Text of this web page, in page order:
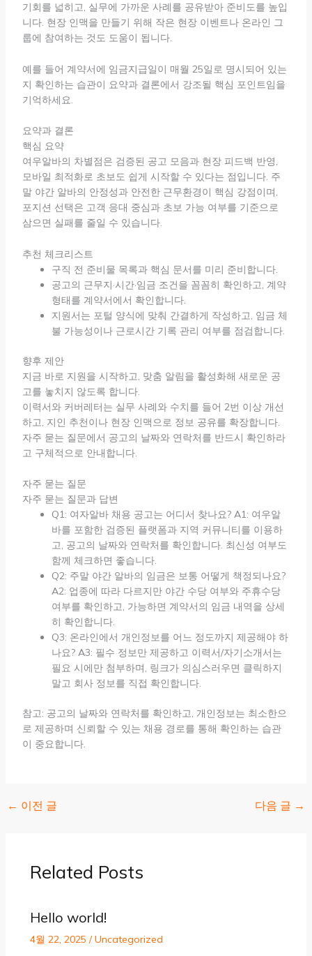
기회를 넓히고, 실무에 가까운 사례를 공유받아 준비도를 높입
니다. 현장 인맥을 만들기 위해 작은 현장 이벤트나 온라인 그
룹에 참여하는 것도 도움이 됩니다.
예를 들어 계약서에 임금지급일이 매월 25일로 명시되어 있는
지 확인하는 습관이 요약과 결론에서 강조될 핵심 포인트임을
기억하세요.
요약과 결론
핵심 요약
여우알바의 차별점은 검증된 공고 모음과 현장 피드백 반영,
모바일 최적화로 초보도 쉽게 시작할 수 있다는 점입니다. 주
말 야간 알바의 안정성과 안전한 근무환경이 핵심 강점이며,
포지션 선택은 고객 응대 중심과 초보 가능 여부를 기준으로
삼으면 실패를 줄일 수 있습니다.
추천 체크리스트
구직 전 준비물 목록과 핵심 문서를 미리 준비합니다.
공고의 근무지·시간·임금 조건을 꼼꼼히 확인하고, 계약
형태를 계약서에서 확인합니다.
지원서는 포털 양식에 맞춰 간결하게 작성하고, 임금 체
불 가능성이나 근로시간 기록 관리 여부를 점검합니다.
향후 제안
지금 바로 지원을 시작하고, 맞춤 알림을 활성화해 새로운 공
고를 놓치지 않도록 합니다.
이력서와 커버레터는 실무 사례와 수치를 들어 2번 이상 개선
하고, 지인 추천이나 현장 인맥으로 정보 공유를 확장합니다.
자주 묻는 질문에서 공고의 날짜와 연락처를 반드시 확인하라
고 구체적으로 안내합니다.
자주 묻는 질문
자주 묻는 질문과 답변
Q1: 여자알바 채용 공고는 어디서 찾나요? A1: 여우알
바를 포함한 검증된 플랫폼과 지역 커뮤니티를 이용하
고, 공고의 날짜와 연락처를 확인합니다. 최신성 여부도
함께 체크하면 좋습니다.
Q2: 주말 야간 알바의 임금은 보통 어떻게 책정되나요?
A2: 업종에 따라 다르지만 야간 수당 여부와 주휴수당
여부를 확인하고, 가능하면 계약서의 임금 내역을 상세
히 확인합니다.
Q3: 온라인에서 개인정보를 어느 정도까지 제공해야 하
나요? A3: 필수 정보만 제공하고 이력서/자기소개서는
필요 시에만 첨부하며, 링크가 의심스러우면 클릭하지
말고 회사 정보를 직접 확인합니다.
참고: 공고의 날짜와 연락처를 확인하고, 개인정보는 최소한으
로 제공하며 신뢰할 수 있는 채용 경로를 통해 확인하는 습관
이 중요합니다.
← 이전 글 다음 글 →
Related Posts
Hello world!
4월 22, 2025 /Uncategorized